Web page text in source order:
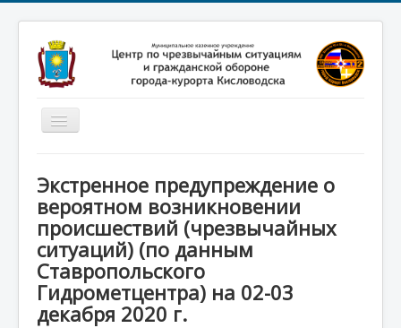
Включить/
выключить
Новости
Законодательство
Обучение населения
Профилактика терроризма
Фотоматериалы
Экстренное предупреждение о
вероятном возникновении
происшествий (чрезвычайных
ситуаций) (по данным
Ставропольского
Гидрометцентра) на 02-03
декабря 2020 г.